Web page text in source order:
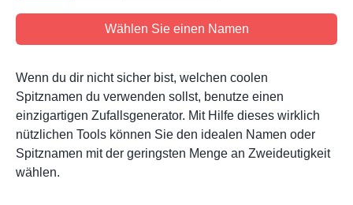
Wenn du dir nicht sicher bist, welchen coolen
Spitznamen du verwenden sollst, benutze einen
einzigartigen Zufallsgenerator. Mit Hilfe dieses wirklich
nützlichen Tools können Sie den idealen Namen oder
Spitznamen mit der geringsten Menge an Zweideutigkeit
wählen.